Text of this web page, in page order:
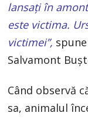
lansaţi în
este victima.
victimei”,
Salvamont
Când observă
sa, animalul